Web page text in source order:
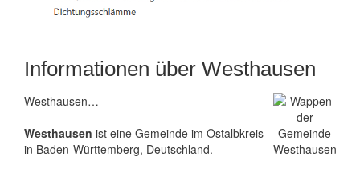
Informationen über Westhausen
Westhausen…
Westhausen ist eine Gemeinde im Ostalbkreis
in Baden-Württemberg, Deutschland.